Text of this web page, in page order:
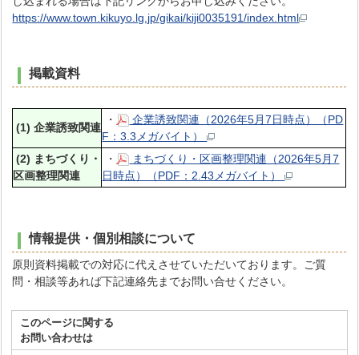
https://www.town.kikuyo.lg.jp/gikai/kiji0035191/index.html
掲載資料
(1) 企業誘致関連
・
企業誘致関連（2026年5月7日時点）（PD
F：3.3メガバイト）
(2) まちづくり・
区画整理関連
・
まちづくり・区画整理関連（2026年5月7
日時点）（PDF：2.43メガバイト）
情報提供・個別相談について
原則資料掲載での対応に代えさせていただいております。ご質
問・相談等あれば下記連絡先までお問い合せください。
このページに関する
お問い合わせは